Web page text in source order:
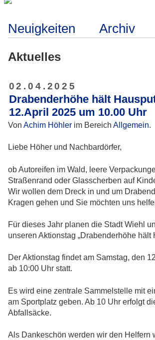
Neuigkeiten Archiv
Aktuelles
02.04.2025
Drabenderhöhe hält
12.April 2025 um 10.00 Uhr
Von Achim Höhler im Bereich Allgemein.
Liebe Höher und Nachbardörfer,
ob Autoreifen im Wald, leere
Straßenrand oder Glasscherben auf
Wir wollen dem Dreck in und um
Kragen gehen und Sie möchten uns
Für dieses Jahr planen die Stadt Wiehl
unseren Aktionstag „Drabenderhöhe hält
Der Aktionstag findet am Samstag, den
ab 10:00 Uhr statt.
Es wird eine zentrale Sammelstelle mit
am Sportplatz geben. Ab 10 Uhr erfolgt
Abfallsäcke.
Als Dankeschön werden wir den Helfern